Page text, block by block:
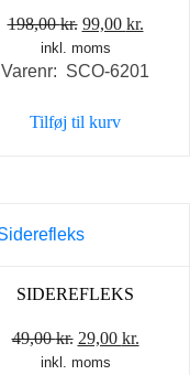
198,00kr. Den
oprindelige
pris
198,00 kr..
99,00 kr.
pris
inkl. moms
Varenr: SCO-6201
Tilføj til kurv
SIDEREFLEKS
49,00kr. Den
oprindelige
29,00 kr.
inkl. moms